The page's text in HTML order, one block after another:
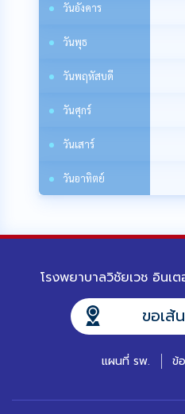
วันอังคาร
วันพุธ
วันพฤหัสบดี
วันศุกร์
วันเสาร์
วันอาทิตย์
โรงพยาบาลวิชัยเวช อินเ
ขอเส้
แผนที่ รพ. ข้